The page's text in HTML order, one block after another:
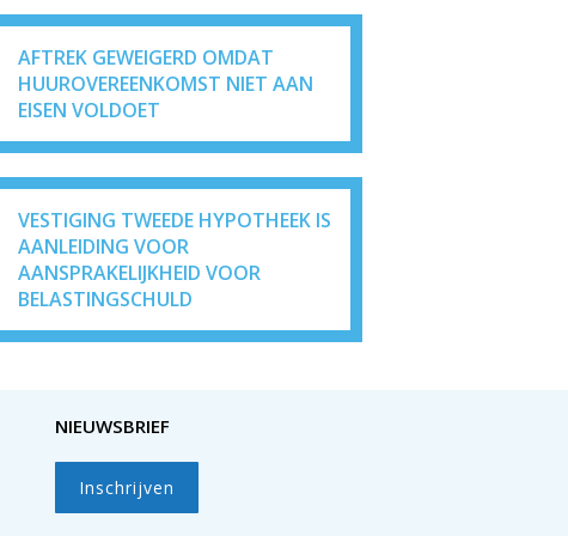
AFTREK GEWEIGERD OMDAT
HUUROVEREENKOMST NIET AAN
EISEN VOLDOET
VESTIGING TWEEDE HYPOTHEEK IS
AANLEIDING VOOR
AANSPRAKELIJKHEID VOOR
BELASTINGSCHULD
NIEUWSBRIEF
Inschrijven